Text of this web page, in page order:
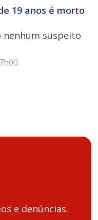
19 anos é morto
suspeito
e denúncias.